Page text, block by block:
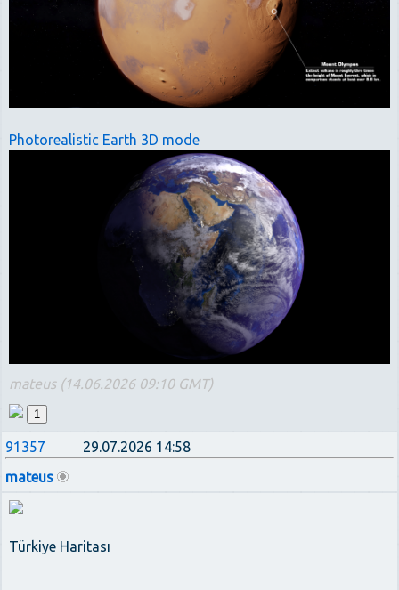
Photorealistic Earth 3D mode
mateus (14.06.2026 09:10 GMT)
1
91357
29.07.2026 14:58
mateus
Türkiye Haritası